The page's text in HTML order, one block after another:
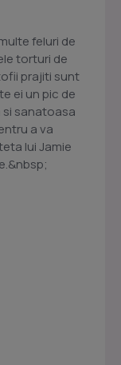
feluri de
torturi de
prajiti sunt
ei un pic de
si sanatoasa
a va
lui Jamie